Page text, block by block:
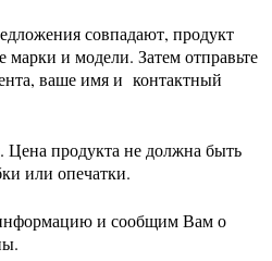
совпадают, продукт
и модели. Затем отправьте
ваше имя и контактный
продукта не должна быть
или опечатки.
и сообщим Вам о